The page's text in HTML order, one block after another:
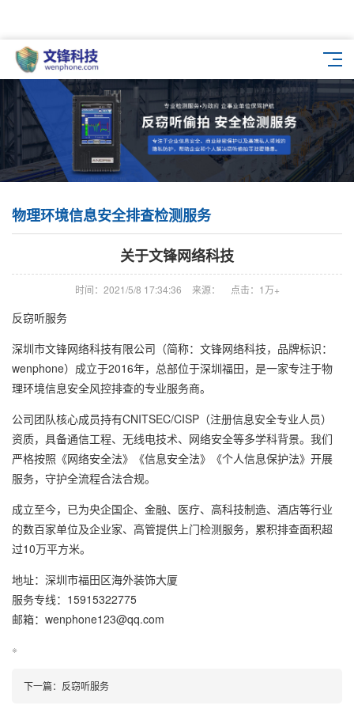
物理环境信息安全排查检测服务
关于文锋网络科技
时间：2021/5/8 17:34:36 来源： 点击：1万+
反窃听服务
深圳市文锋网络科技有限公司（简称：文锋网络科技，品牌标识：
wenphone）成立于2016年，总部位于深圳福田，是一家专注于物
理环境信息安全风控排查的专业服务商。
公司团队核心成员持有CNITSEC/CISP（注册信息安全专业人员）
资质，具备通信工程、无线电技术、网络安全等多学科背景。我们
严格按照《网络安全法》《信息安全法》《个人信息保护法》开展
服务，守护全流程合法合规。
成立至今，已为央企国企、金融、医疗、高科技制造、酒店等行业
的数百家单位及企业家、高管提供上门检测服务，累积排查面积超
过10万平方米。
地址：深圳市福田区海外装饰大厦
服务专线：15915322775
邮箱：wenphone123@qq.com
※
下一篇： 反窃听服务